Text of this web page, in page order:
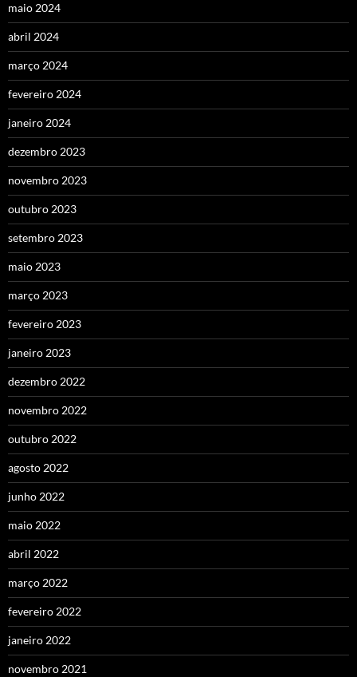
maio 2024
abril 2024
março 2024
fevereiro 2024
janeiro 2024
dezembro 2023
novembro 2023
outubro 2023
setembro 2023
maio 2023
março 2023
fevereiro 2023
janeiro 2023
dezembro 2022
novembro 2022
outubro 2022
agosto 2022
junho 2022
maio 2022
abril 2022
março 2022
fevereiro 2022
janeiro 2022
novembro 2021